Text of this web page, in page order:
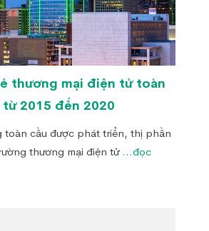
thương mại điện tử toàn
2015 đến 2020
toàn cầu được phát triển, thị phần
thương mại điện tử ...đọc